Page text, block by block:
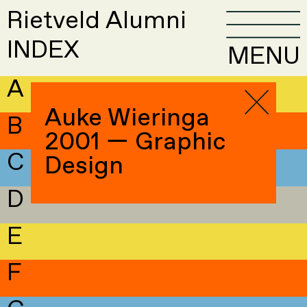
Rietveld Alumni
INDEX
MENU
A
B
C
D
E
F
Auke Wieringa
2001 — Graphic
Design